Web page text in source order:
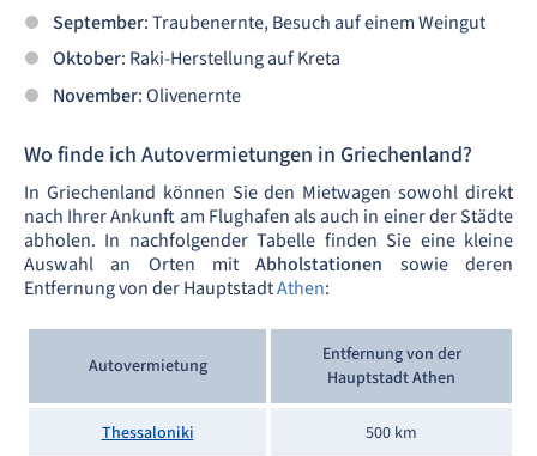
September: Traubenernte, Besuch auf einem Weingut
Oktober: Raki-Herstellung auf Kreta
November: Olivenernte
Wo finde ich Autovermietungen in Griechenland?
In Griechenland können Sie den Mietwagen sowohl direkt
nach Ihrer Ankunft am Flughafen als auch in einer der Städte
abholen. In nachfolgender Tabelle finden Sie eine kleine
Auswahl an Orten mitAbholstationen sowie deren
Entfernung von der HauptstadtAthen:
Autovermietung
Entfernung von der
Hauptstadt Athen
Thessaloniki 500 km